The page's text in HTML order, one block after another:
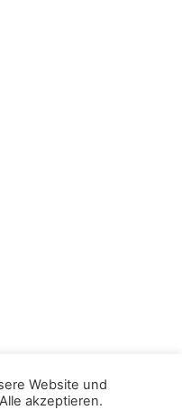
Website und
akzeptieren.